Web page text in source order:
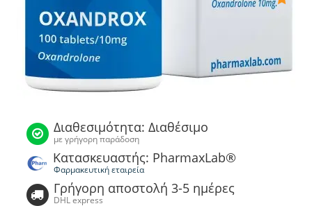
Διαθεσιμότητα: Διαθέσιμο
με γρήγορη παράδοση
Κατασκευαστής: PharmaxLab®
Φαρμακευτική εταιρεία
Γρήγορη αποστολή 3-5 ημέρες
DHL express